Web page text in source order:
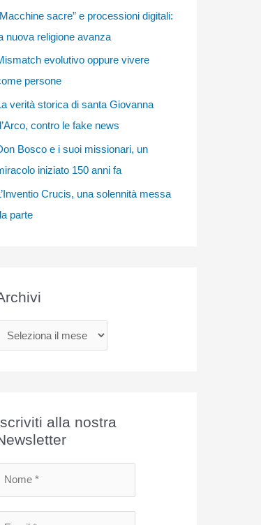
sacre” e processioni digitali:
nuova religione avanza
evolutivo oppure vivere
persone
verità storica di santa Giovanna
contro le fake news
Bosco e i suoi missionari, un
iniziato 150 anni fa
Crucis, una solennità messa
parte
alla nostra